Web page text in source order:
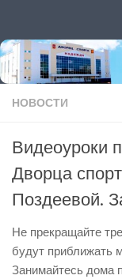
НОВОСТИ
Видеоуроки
Дворца
Поздеевой.
Не прекращайте
будут приближать
Занимайтесь дома